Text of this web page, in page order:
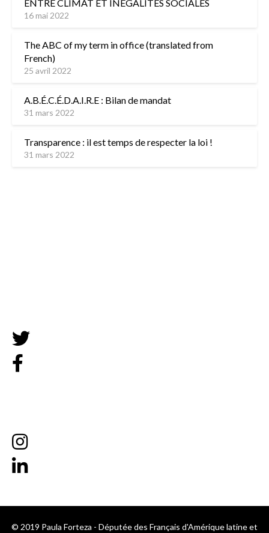
ENTRE CLIMAT ET INEGALITES SOCIALES
16 mai 2022
The ABC of my term in office (translated from
French)
25 avril 2022
A.B.É.C.É.D.A.I.R.E : Bilan de mandat
31 mars 2022
Transparence : il est temps de respecter la loi !
31 mars 2022
© 2019 Paula Forteza - Députée des Français d'Amérique latine et